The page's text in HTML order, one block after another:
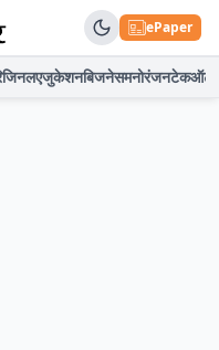
ePaper
एजुकेशनबिजनेसमनोरंजनटेकऑटो